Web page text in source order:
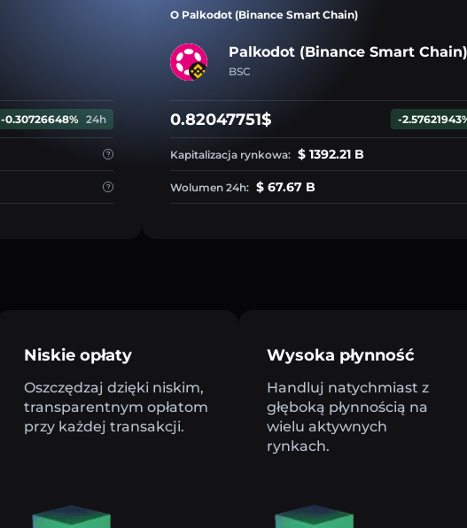
-0.30726648% 24h
O Palkodot (Binance Smart Chain)
Palkodot (Binance Smart Chain)
BSC
0.82047751$ -
Kapitalizacja rynkowa: $ 1392.21 B
Wolumen 24h: $ 67.67 B
Niskie opłaty
Oszczędzaj dzięki niskim,
transparentnym opłatom
przy każdej transakcji.
Wysoka płynność
Handluj natychmiast z
głęboką płynnością na
wielu aktywnych
rynkach.